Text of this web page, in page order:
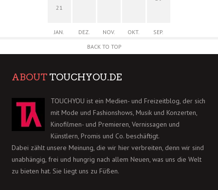
21
JAN. DEZ. NOV. OKT.
SEP.
BACK TO TOP
ABOUT TOUCHYOU.DE
TOUCHYOU ist ein Medien- und Freizeitblog, der sich
mit Mode und Fashionshows, Musik und Konzerten,
Kinofilmen- und Premieren, Vernissagen und
Künstlern, Promis und Co. beschäftigt.
Dabei zählt unsere Meinung, die wir hier verbreiten, denn wir sind
unabhängig, frei und hungrig nach allem Neuen, was uns die Welt
zu bieten hat. Sie liegt uns zu Füßen.